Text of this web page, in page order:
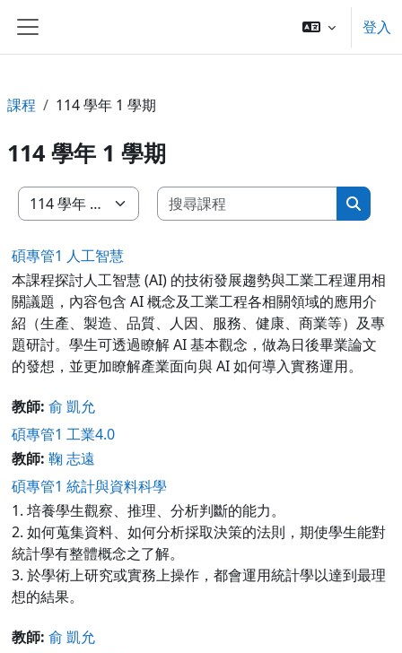
側板
登入
課程 114 學年 1 學期
114 學年 1 學期
課程類別
搜尋課程
搜尋課
碩專管1 人工智慧
本課程探討人工智慧 (AI) 的技術發展趨勢與工業工程運用相
關議題，內容包含 AI 概念及工業工程各相關領域的應用介
紹（生產、製造、品質、人因、服務、健康、商業等）及專
題研討。學生可透過瞭解 AI 基本觀念，做為日後畢業論文
的發想，並更加瞭解產業面向與 AI 如何導入實務運用。
教師: 俞 凱允
碩專管1 工業4.0
教師: 鞠 志遠
碩專管1 統計與資料科學
1. 培養學生觀察、推理、分析判斷的能力。
2. 如何蒐集資料、如何分析採取決策的法則，期使學生能對
統計學有整體概念之了解。
3. 於學術上研究或實務上操作，都會運用統計學以達到最理
想的結果。
教師: 俞 凱允